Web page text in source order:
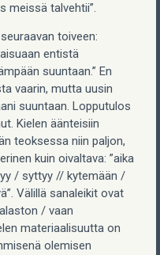
meissä talvehtii”.
toiveen:
entistä
suuntaan.” En
vaarin, mutta uusin
suuntaan. Lopputulos
Kielen äänteisiin
teoksessa niin paljon,
kuin oivaltava: ”aika
/ syttyy // kytemään /
Välillä sanaleikit ovat
/ vaan
materiaalisuutta on
olemisen